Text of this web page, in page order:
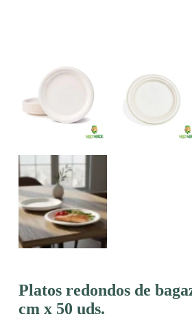
Platos redondos de
cm x 50 uds.